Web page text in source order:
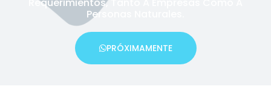
Personas Naturales.
PRÓXIMAMENTE